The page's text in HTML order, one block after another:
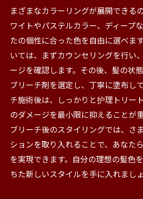
まざまなカラーリングが展開できる
ワイトやパステルカラー、ディープ
たの個性に合った色を自由に選べま
いては、まずカウンセリングを行い
ージを確認します。その後、髪の状
ブリーチ剤を選定し、丁寧に塗布し
チ施術後は、しっかりと护理トリー
のダメージを最小限に抑えることが
ブリーチ後のスタイリングでは、さ
ションを取り入れることで、あなた
を実現できます。自分の理想の髪色
ちた新しいスタイルを手に入れましょ